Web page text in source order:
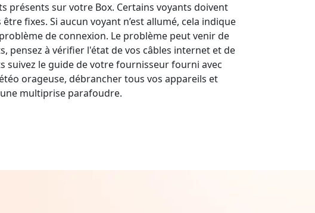
présents sur votre Box. Certains voyants doivent
être fixes. Si aucun voyant n’est allumé, cela indique
de connexion. Le problème peut venir de
pensez à vérifier l'état de vos câbles internet et de
suivez le guide de votre fournisseur fourni avec
orageuse, débrancher tous vos appareils et
multiprise parafoudre.